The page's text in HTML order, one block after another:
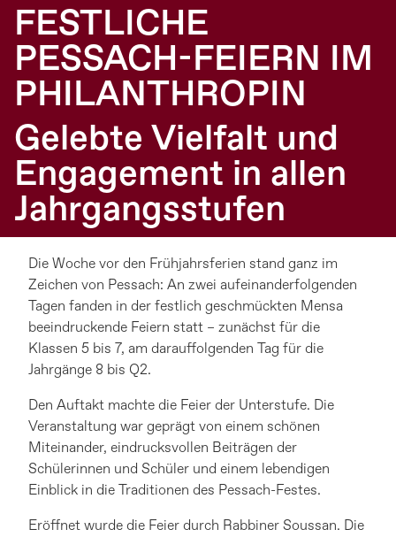
FESTLICHE
PESSACH-FEIERN IM
PHILANTHROPIN
Gelebte Vielfalt und
Engagement in allen
Jahrgangsstufen
Die Woche vor den Frühjahrsferien stand ganz im
Zeichen von Pessach: An zwei aufeinanderfolgenden
Tagen fanden in der festlich geschmückten Mensa
beeindruckende Feiern statt – zunächst für die
Klassen 5 bis 7, am darauffolgenden Tag für die
Jahrgänge 8 bis Q2.
Den Auftakt machte die Feier der Unterstufe. Die
Veranstaltung war geprägt von einem schönen
Miteinander, eindrucksvollen Beiträgen der
Schülerinnen und Schüler und einem lebendigen
Einblick in die Traditionen des Pessach-Festes.
Eröffnet wurde die Feier durch Rabbiner Soussan. Die